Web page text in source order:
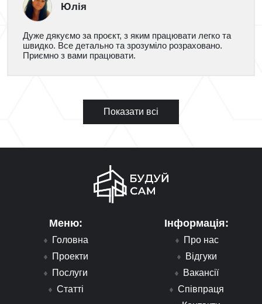
Юлія
Дуже дякуємо за проєкт, з яким працювати легко та
швидко. Все детально та зрозуміло розраховано.
Приємно з вами працювати.
Показати всі
Меню:
Головна
Проекти
Послуги
Статті
Інформація:
Про нас
Відгуки
Вакансії
Співпраця